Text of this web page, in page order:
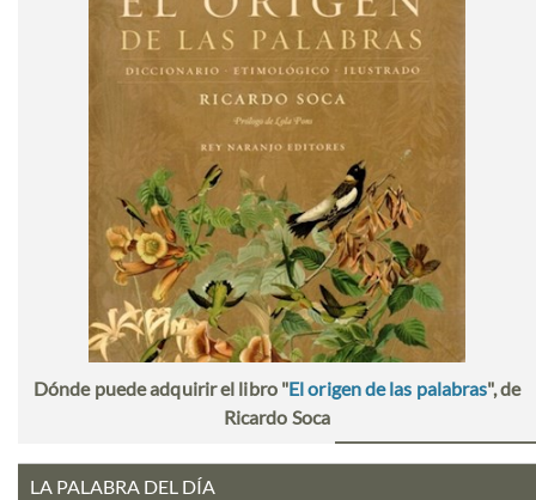
Dónde puede adquirir el libro "El origen de las palabras", de
Ricardo Soca
LA PALABRA DEL DÍA